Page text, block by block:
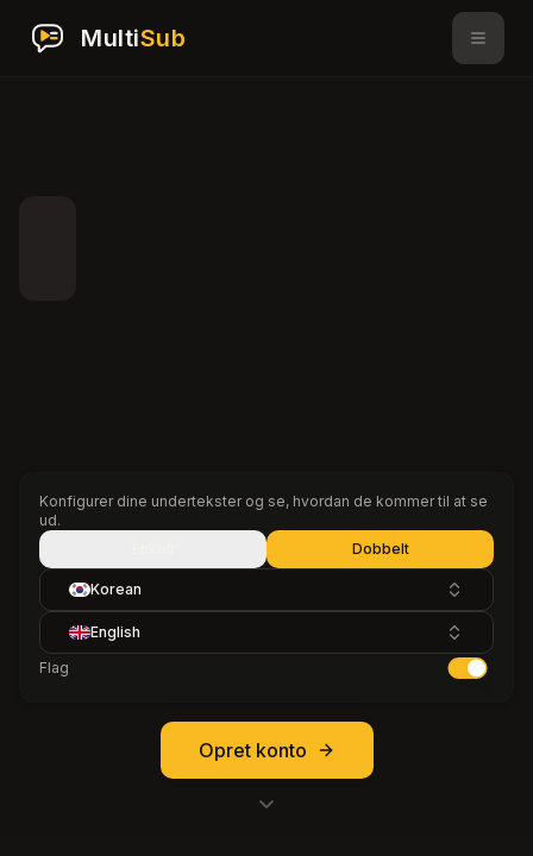
MultiSub
Konfigurer dine undertekster og se, hvordan de kommer til at se
ud.
Dobbelt
Korean
English
Flag
Opret konto